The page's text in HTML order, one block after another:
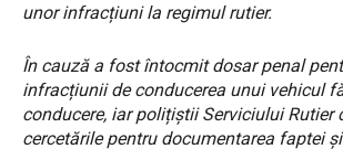
unor infracțiuni la regimul rutier.
În cauză a fost întocmit dosar penal
infracțiunii de conducerea unui vehicul
conducere, iar polițiștii Serviciului Rutier
cercetările pentru documentarea faptei